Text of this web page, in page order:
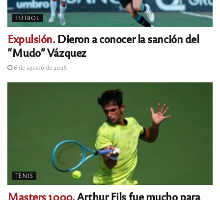
FÚTBOL
Expulsión.Dieron a conocer la sanción del
“Mudo” Vázquez
6 de agosto de 2026
TENIS
Masters 1000.Arthur Fils fue mucho para